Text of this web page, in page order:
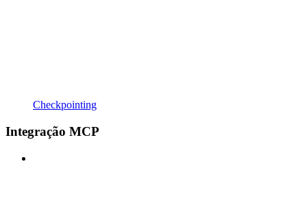
Checkpointing
Integração MCP